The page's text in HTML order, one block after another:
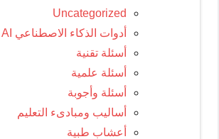
Uncategorized
أدوات الذكاء الاصطناعي AI
أسئلة تقنية
أسئلة علمية
أسئلة وأجوبة
أساليب ومبادىء التعليم
أعشاب طبية